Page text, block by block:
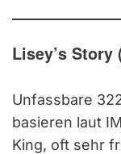
Lisey’s Story
Unfassbare
basieren laut
King, oft sehr